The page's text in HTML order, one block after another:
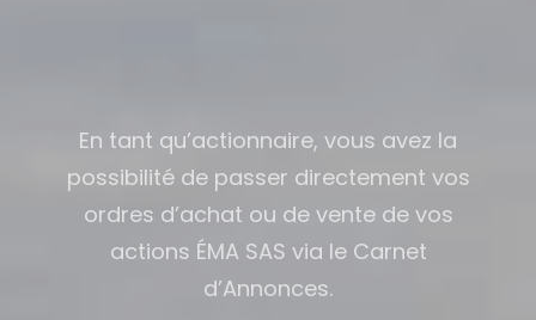
En tant qu’actionnaire, vous avez la
possibilité de passer directement vos
ordres d’achat ou de vente de vos
actions ÉMA SAS via le Carnet
d’Annonces.